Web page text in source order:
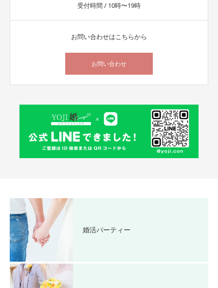
受付時間 / 10時〜19時
お問い合わせはこちらから
お問い合わせ
婚活パーティー